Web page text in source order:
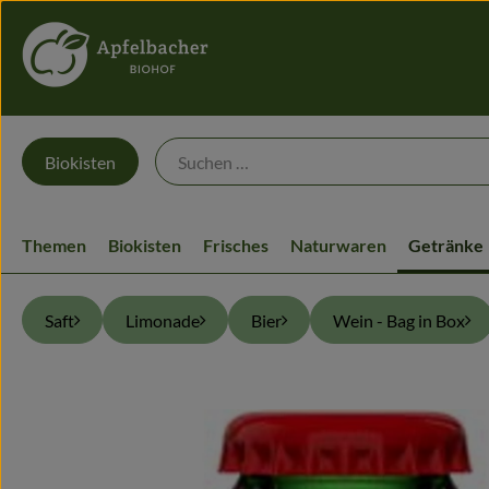
Biokisten
Themen Biokisten Frisches Naturwaren Getränke
Saft Limonade Bier Wein - Bag in Box